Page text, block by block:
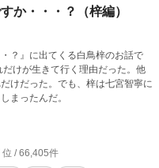
か・・・？（梓編）
？』に出てくる白鳥梓のお話で
けだった。でも、梓は七宮智寧に
まったんだ。
位 / 66,405件